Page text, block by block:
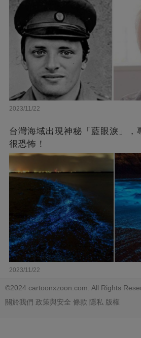
2023/11/22
台灣海域出現神秘「藍眼淚」，
很恐怖！
2023/11/22
©2024 cartoonxzoon.com. All Rights
關於我們 政策與安全 條款 隱私 版權